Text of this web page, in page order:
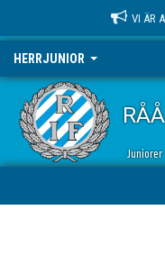
VI ÄR
HERRJUNIOR
Juniorer